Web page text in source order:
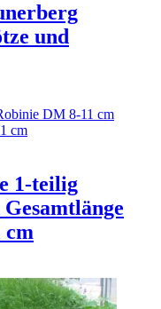
und
1-teilig
cm